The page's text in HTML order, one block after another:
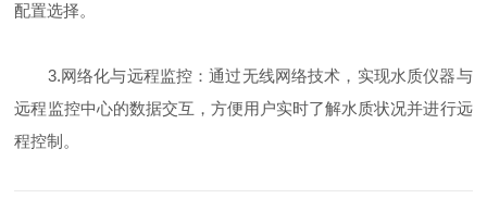
配置选择。
3.网络化与远程监控：通过无线网络技术，实现水质仪器与
远程监控中心的数据交互，方便用户实时了解水质状况并进行远
程控制。